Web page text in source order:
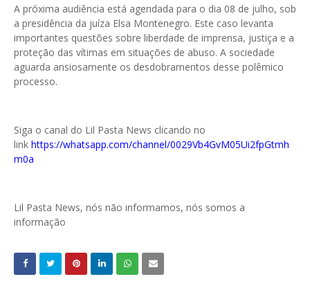
A próxima audiência está agendada para o dia 08 de julho, sob
a presidência da juíza Elsa Montenegro. Este caso levanta
importantes questões sobre liberdade de imprensa, justiça e a
proteção das vítimas em situações de abuso. A sociedade
aguarda ansiosamente os desdobramentos desse polêmico
processo.
Siga o canal do Lil Pasta News clicando no
link https://whatsapp.com/channel/0029Vb4GvM05Ui2fpGtmh
m0a
Lil Pasta News, nós não informamos, nós somos a
informação